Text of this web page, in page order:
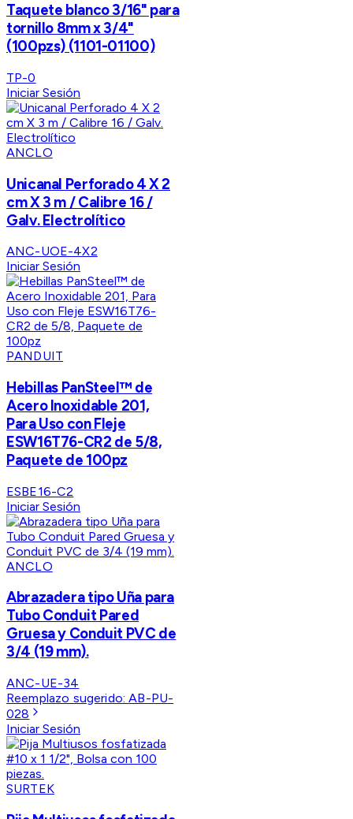
Taquete blanco 3/16" para
tornillo 8mm x 3/4"
(100pzs) (1101-01100)
TP-0
Iniciar Sesión
ANCLO
Unicanal Perforado 4 X 2
cm X 3 m / Calibre 16 /
Galv. Electrolítico
ANC-UOE-4X2
Iniciar Sesión
PANDUIT
Hebillas PanSteel™ de
Acero Inoxidable 201,
Para Uso con Fleje
ESW16T76-CR2 de 5/8,
Paquete de 100pz
ESBE16-C2
Iniciar Sesión
ANCLO
Abrazadera tipo Uña para
Tubo Conduit Pared
Gruesa y Conduit PVC de
3/4 (19 mm).
ANC-UE-34
Reemplazo sugerido:AB-PU-
028
Iniciar Sesión
SURTEK